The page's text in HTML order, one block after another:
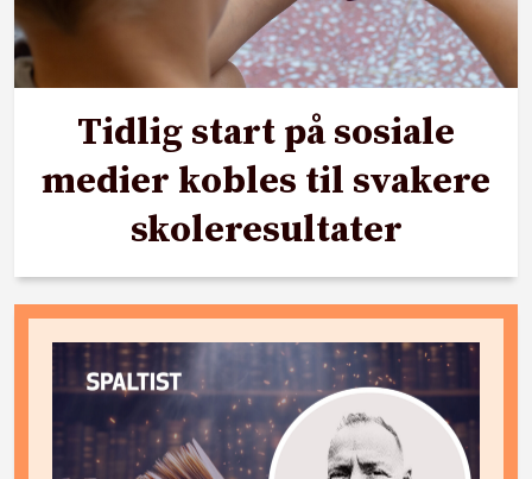
Tidlig start på sosiale
medier kobles til svakere
skoleresultater